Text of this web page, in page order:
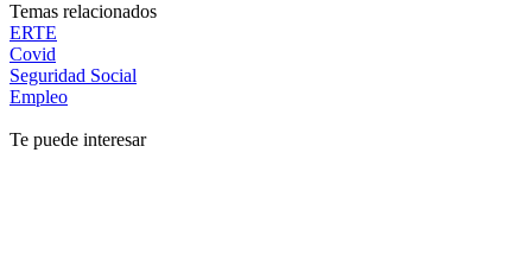
Temas relacionados
ERTE
Covid
Seguridad Social
Empleo
Te puede interesar